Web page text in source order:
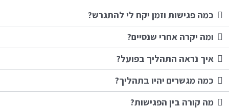
כמה פגישות וזמן יקח לי להתגרש?
ומה יקרה אחרי שנסיים?
איך נראה התהליך בפועל?
כמה מגשרים יהיו בתהליך?
מה קורה בין הפגישות?